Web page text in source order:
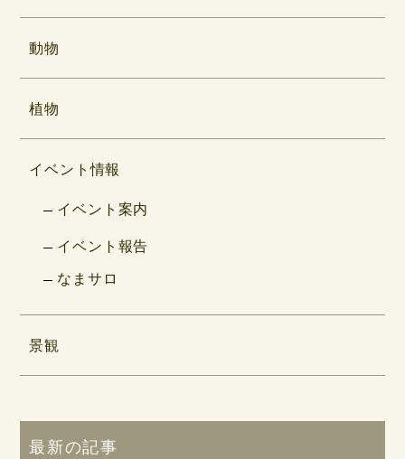
動物
植物
イベント情報
イベント案内
イベント報告
なまサロ
景観
最新の記事